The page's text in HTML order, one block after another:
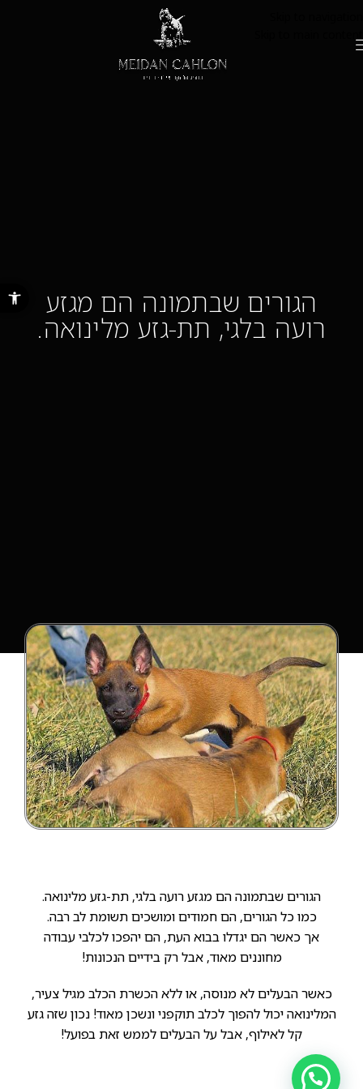
פתח סרגל הגורים שבתמונה הם מגזע
רועה בלגי, תת-גזע מלינואה.
הגורים שבתמונה הם מגזע רועה בלגי, תת-גזע מלינואה.
כמו כל הגורים, הם חמודים ומושכים תשומת לב רבה.
אך כאשר הם יגדלו בבוא העת, הם יהפכו לכלבי עבודה
מחוננים מאוד, אבל רק בידיים הנכונות!
כאשר הבעלים לא מנוסה, או ללא הכשרת הכלב מגיל צעיר,
המלינואה יכול להפוך לכלב תוקפני ונשכן מאוד! נכון שזה גזע
קל לאילוף, אבל על הבעלים לממש זאת בפועל!